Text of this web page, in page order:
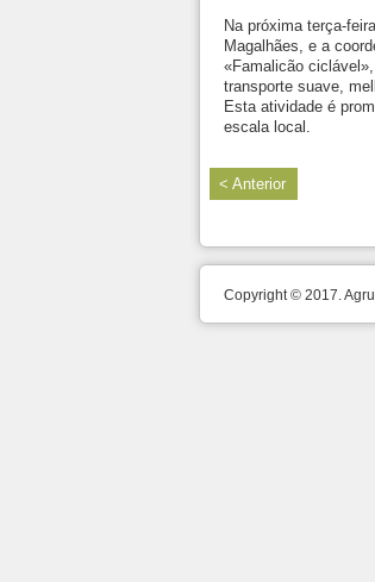
Na próxima terça-
Magalhães, e a
«Famalicão
transporte suave,
Esta atividade é
escala local.
< Anterior
Copyright © 2017.